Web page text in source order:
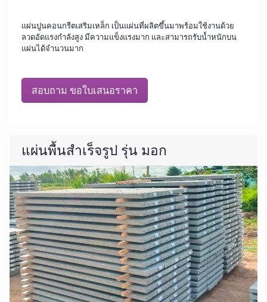
แผ่นปูนคอนกรีตเสริมเหล็ก เป็นแผ่นที่ผลิตขึ้นมาพร้อมใช้งานด้วย
ลวดอัดแรงกำลังสูง มีความแข็งแรงมาก และสามารถรับน้ำหนักบน
แผ่นได้จำนวนมาก
สอบถาม ขอใบเสนอราคา
แผ่นพื้นสำเร็จรูป รุ่น มอก